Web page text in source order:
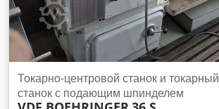
Токарно-центровой станок и токарный
станок с подающим шпинделем